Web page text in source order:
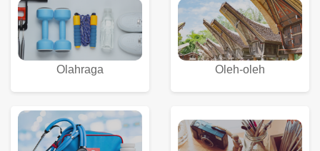
Olahraga Oleh-oleh